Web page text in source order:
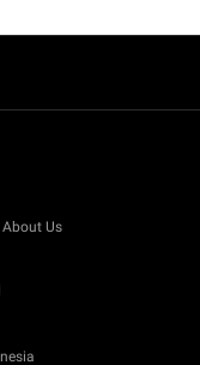
About Us